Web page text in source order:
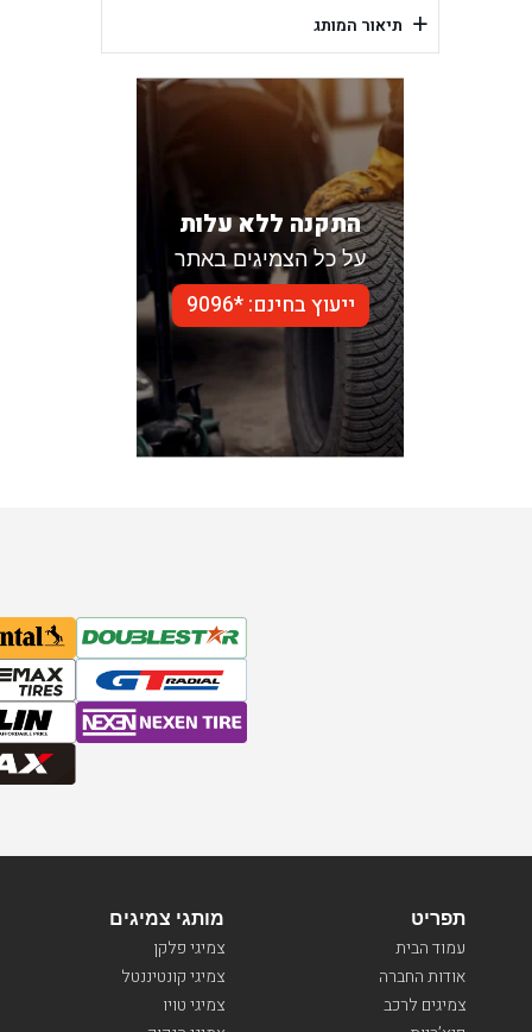
+ תיאור המותג
התקנה ללא עלות
על כל הצמיגים באתר
ייעוץ בחינם: *9096
מותגי צמיגים
צמיגי פלקן
צמיגי קונטיננטל
צמיגי טויו
תפריט
עמוד הבית
אודות החברה
צמיגים לרכב